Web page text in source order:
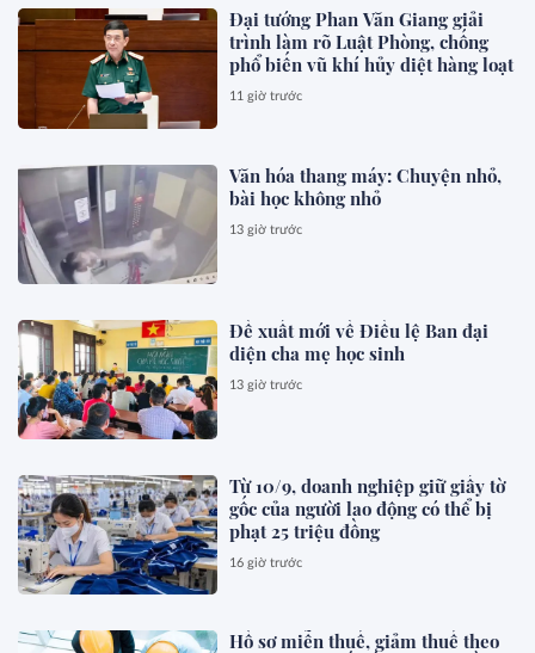
Đại tướng Phan Văn Giang giải
trình làm rõ Luật Phòng, chống
phổ biến vũ khí hủy diệt hàng loạt
11 giờ trước
Văn hóa thang máy: Chuyện nhỏ,
bài học không nhỏ
13 giờ trước
Đề xuất mới về Điều lệ Ban đại
diện cha mẹ học sinh
13 giờ trước
Từ 10/9, doanh nghiệp giữ giấy tờ
gốc của người lao động có thể bị
phạt 25 triệu đồng
16 giờ trước
Hồ sơ miễn thuế, giảm thuế theo